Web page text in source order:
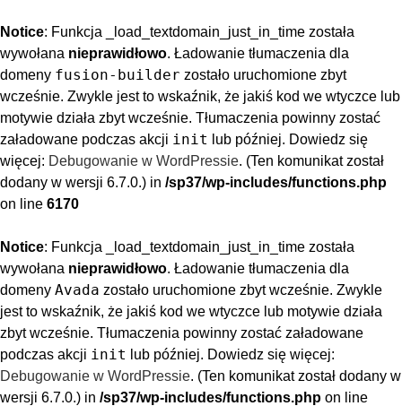
Notice: Funkcja _load_textdomain_just_in_time została
wywołana nieprawidłowo. Ładowanie tłumaczenia dla
domeny fusion-builder zostało uruchomione zbyt
wcześnie. Zwykle jest to wskaźnik, że jakiś kod we wtyczce lub
motywie działa zbyt wcześnie. Tłumaczenia powinny zostać
załadowane podczas akcji init
lub później. Dowiedz się
więcej: Debugowanie w WordPressie. (Ten komunikat został
dodany w wersji 6.7.0.) in /sp37/wp-includes/functions.php
on line 6170
Notice: Funkcja _load_textdomain_just_in_time została
wywołana nieprawidłowo. Ładowanie tłumaczenia dla
domeny Avada zostało uruchomione zbyt wcześnie. Zwykle
jest to wskaźnik, że jakiś kod we wtyczce lub motywie działa
zbyt wcześnie. Tłumaczenia powinny zostać załadowane
podczas akcji init
lub później. Dowiedz się więcej:
Debugowanie w WordPressie. (Ten komunikat został dodany w
wersji 6.7.0.) in /sp37/wp-includes/functions.php on line